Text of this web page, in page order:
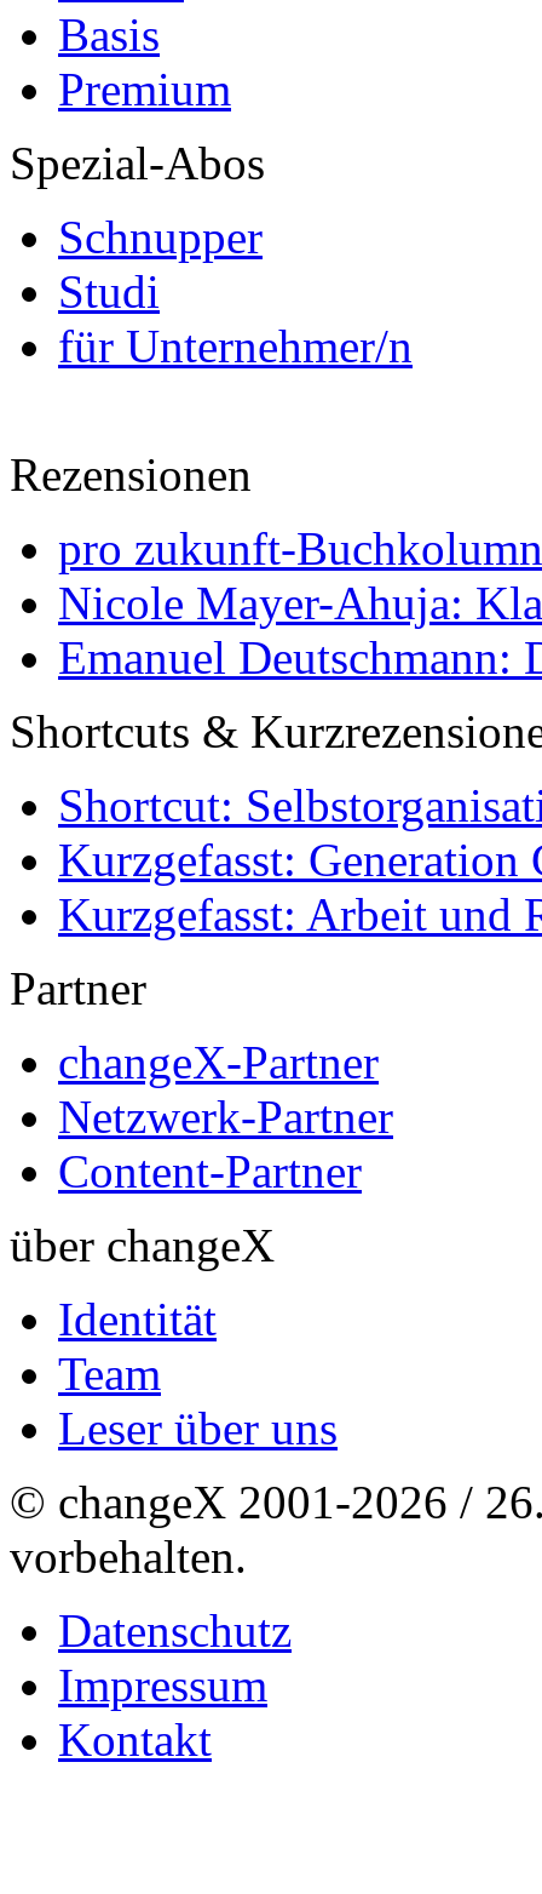
Basis
Premium
Spezial-Abos
Schnupper
Studi
für Unternehmer/n
Rezensionen
pro zukunft-
Nicole Mayer-Ahuja:
Emanuel Deutschmann:
Shortcuts &
Shortcut:
Kurzgefasst: Generation
Kurzgefasst: Arbeit und
Partner
changeX-Partner
Netzwerk-Partner
Content-Partner
über changeX
Identität
Team
Leser über uns
© changeX 2001-2026 /
vorbehalten.
Datenschutz
Impressum
Kontakt